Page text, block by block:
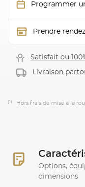
Programmer
Prendre
Satisfait ou
Livraison
(1) Hors frais de mise à la
Options,
dimensions